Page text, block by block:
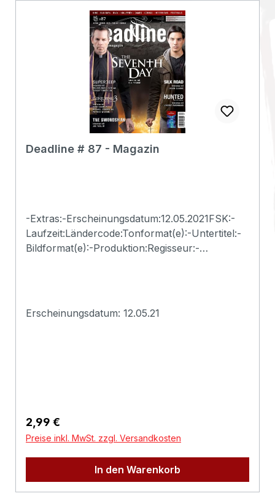
Deadline # 87 - Magazin
-Extras:-Erscheinungsdatum:12.05.2021FSK:-
Laufzeit:Ländercode:Tonformat(e):-Untertitel:-
Bildformat(e):-Produktion:Regisseur:-
Produktsicherheitsverordnung)Herstellerinform
ationen:Deadline
Erscheinungsdatum: 12.05.21
Regulärer Preis:
2,99 €
Preise inkl. MwSt. zzgl. Versandkosten
In den Warenkorb